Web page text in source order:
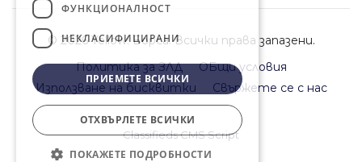
© 2026 Yellow! Борса. Всички права запазени.
Политика за ЗЛД
ОБщи условия
Използване на бисквитки
Свържете се с нас
Classifieds CMS Script
ФУНКЦИОНАЛНОСТ
НЕКЛАСИФИЦИРАНИ
ПРИЕМЕТЕ ВСИЧКИ
ОТХВЪРЛЕТЕ ВСИЧКИ
ПОКАЖЕТЕ ПОДРОБНОСТИ